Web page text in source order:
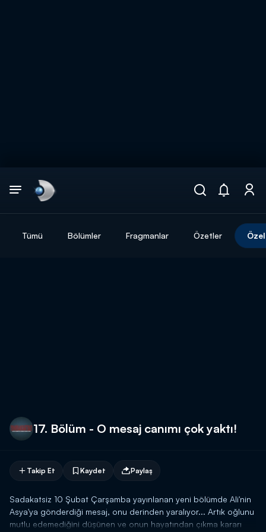
Tümü Bölümler Fragmanlar Özetler
17. Bölüm - O mesaj canımı çok yaktı!
Takip Et Kaydet Paylaş
Sadakatsiz 10 Şubat Çarşamba yayınlanan yeni bölümde Ali'nin
Asya'ya gönderdiği mesaj, onu derinden yaralıyor... Artık oğlunu
mutlu edemediğini düşünen ve onun hayatından çıkma kararı